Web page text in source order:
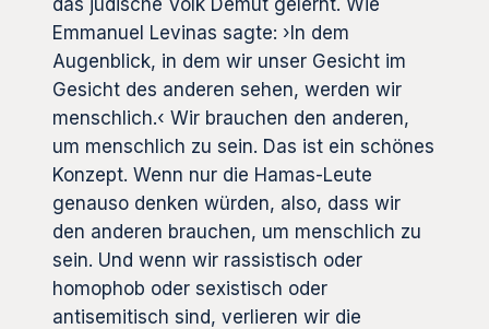
Emmanuel Levinas sagte: ›In dem
Augenblick, in dem wir unser Gesicht im
Gesicht des anderen sehen, werden wir
menschlich.‹ Wir brauchen den anderen,
um menschlich zu sein. Das ist ein schönes
Konzept. Wenn nur die Hamas-Leute
genauso denken würden, also, dass wir
den anderen brauchen, um menschlich zu
sein. Und wenn wir rassistisch oder
homophob oder sexistisch oder
antisemitisch sind, verlieren wir die